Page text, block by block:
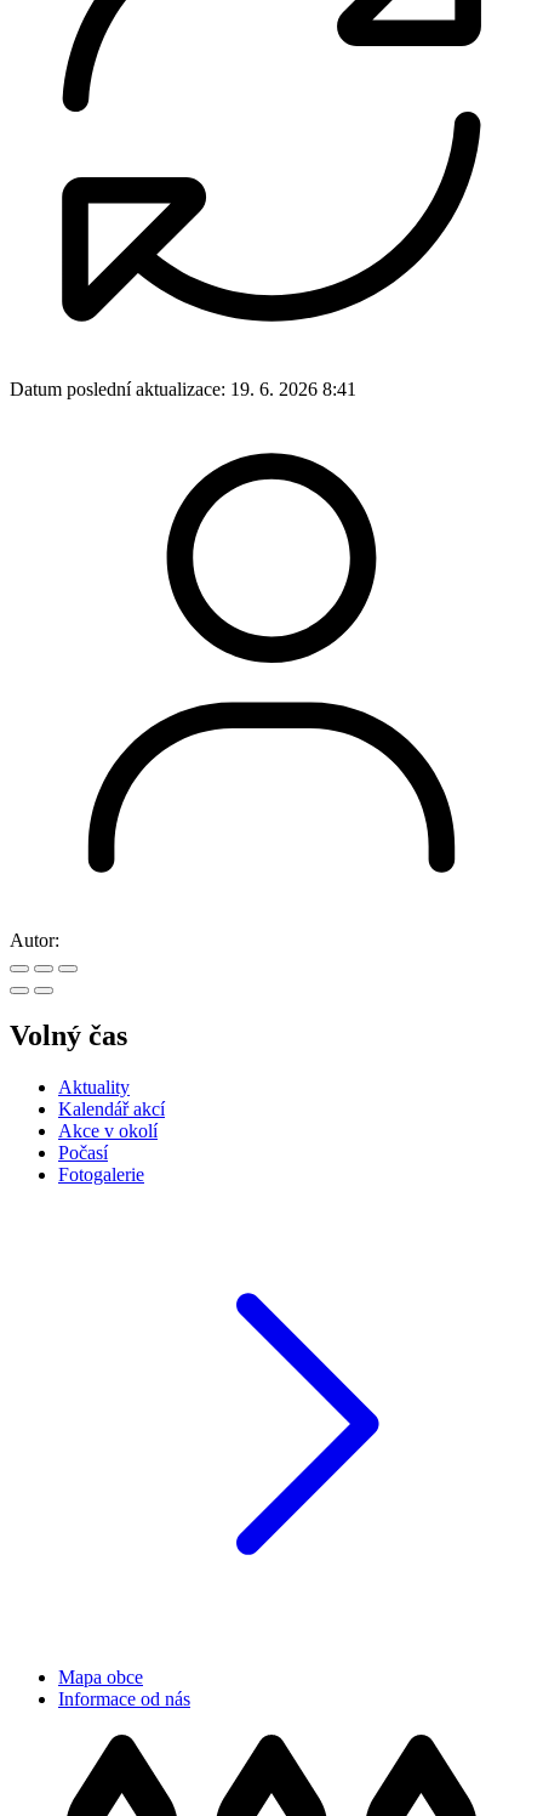
Datum poslední aktualizace: 19. 6. 2026 8:41
Autor:
Volný čas
Aktuality
Kalendář akcí
Akce v okolí
Počasí
Fotogalerie
Mapa obce
Informace od nás